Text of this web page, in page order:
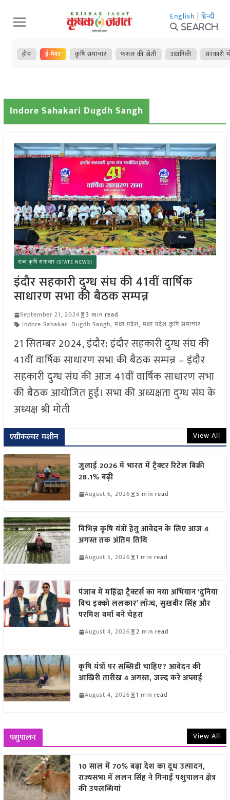
Skip
to
content
English | हिन्दी
Search
होम ई-पेपर कृषि समाचार फसल की खेती उद्यानिकी सरकारी
Indore Sahakari Dugdh Sangh
राज्य कृषि समाचार (STATE NEWS)
इंदौर सहकारी दुग्ध संघ की 41वीं वार्षिक
साधारण सभा की बैठक सम्पन्न
September 21, 2024
3 min read
Indore Sahakari Dugdh Sangh, मध्य प्रदेश, मध्य प्रदेश कृषि समाचार
21 सितम्बर 2024, इंदौर: इंदौर सहकारी दुग्ध संघ की
41वीं वार्षिक साधारण सभा की बैठक सम्पन्न – इंदौर
सहकारी दुग्ध संघ की आज 41वीं वार्षिक साधारण सभा
की बैठक आयोजित हुई। सभा की अध्यक्षता दुग्ध संघ के
अध्यक्ष श्री मोती
एग्रीकल्चर मशीन View All
जुलाई 2026 में भारत में ट्रैक्टर रिटेल बिक्री
28.1% बढ़ी
August 6, 2026 5 min read
विभिन्न कृषि यंत्रों हेतु आवेदन के लिए आज 4
अगस्त तक अंतिम तिथि
August 5, 2026 1 min read
पंजाब में महिंद्रा ट्रैक्टर्स का नया अभियान ‘दुनिया
विच इक्को ललकार’ लॉन्च, सुखबीर सिंह और
परमिश वर्मा बने चेहरा
August 4, 2026 2 min read
कृषि यंत्रों पर सब्सिडी चाहिए? आवेदन की
आखिरी तारीख 4 अगस्त, जल्द करें अप्लाई
August 4, 2026 1 min read
पशुपालन View All
10 साल में 70% बढ़ा देश का दूध उत्पादन,
राज्यसभा में ललन सिंह ने गिनाईं पशुपालन क्षेत्र
की उपलब्धियां